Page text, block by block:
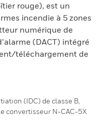
rouge), est un
incendie à 5 zones
numérique de
(DACT) intégré
téléchargement de
(IDC) de classe B,
convertisseur N-CAC-5X